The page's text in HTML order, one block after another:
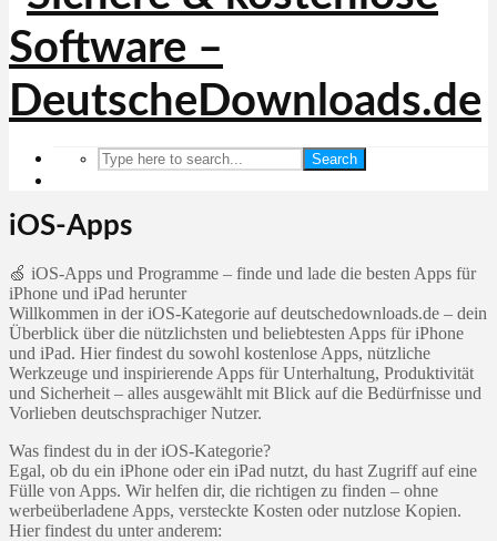
Search
iOS-Apps
🍏 iOS-Apps und Programme – finde und lade die besten Apps für
iPhone und iPad herunter
Willkommen in der iOS-Kategorie auf deutschedownloads.de – dein
Überblick über die nützlichsten und beliebtesten Apps für iPhone
und iPad. Hier findest du sowohl kostenlose Apps, nützliche
Werkzeuge und inspirierende Apps für Unterhaltung, Produktivität
und Sicherheit – alles ausgewählt mit Blick auf die Bedürfnisse und
Vorlieben deutschsprachiger Nutzer.
Was findest du in der iOS-Kategorie?
Egal, ob du ein iPhone oder ein iPad nutzt, du hast Zugriff auf eine
Fülle von Apps. Wir helfen dir, die richtigen zu finden – ohne
werbeüberladene Apps, versteckte Kosten oder nutzlose Kopien.
Hier findest du unter anderem: